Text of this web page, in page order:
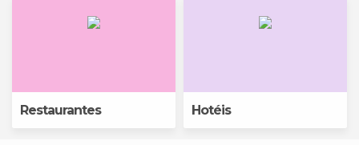
Restaurantes Hotéis